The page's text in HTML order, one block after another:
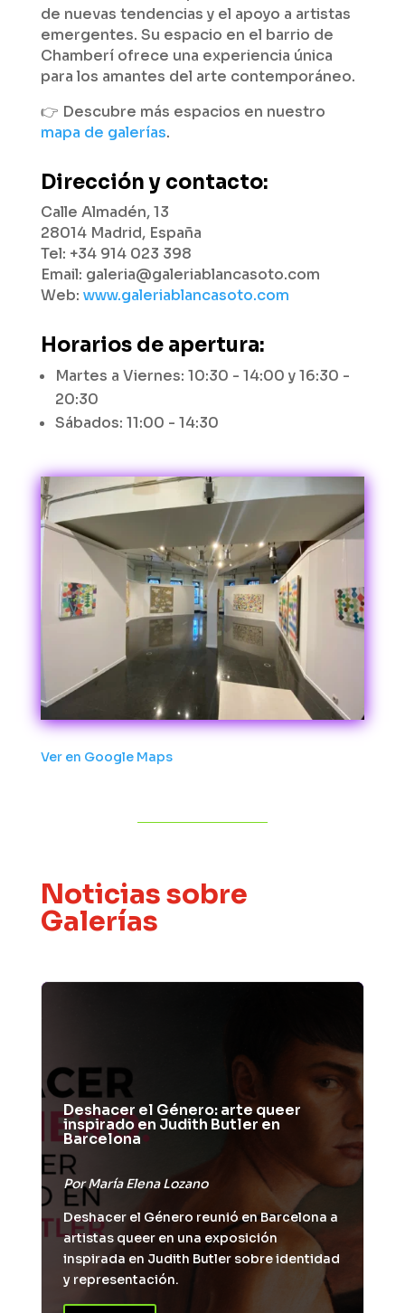
de nuevas tendencias y el apoyo a artistas
emergentes. Su espacio en el barrio de
Chamberí ofrece una experiencia única
para los amantes del arte contemporáneo.
👉 Descubre más espacios en nuestro
mapa de galerías.
Dirección y contacto:
Calle Almadén, 13
28014 Madrid, España
Tel: +34 914 023 398
Email: galeria@galeriablancasoto.com
Web: www.galeriablancasoto.com
Horarios de apertura:
Martes a Viernes: 10:30 - 14:00 y 16:30 -
20:30
Sábados: 11:00 - 14:30
Ver en Google Maps
Noticias sobre
Galerías
Deshacer el Género: arte queer
inspirado en Judith Butler en
Barcelona
PorMaría Elena Lozano
Deshacer el Género reunió en Barcelona a
artistas queer en una exposición
inspirada en Judith Butler sobre identidad
y representación.